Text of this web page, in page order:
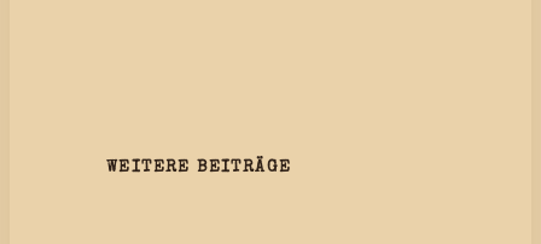
WEITERE BEITRÄGE